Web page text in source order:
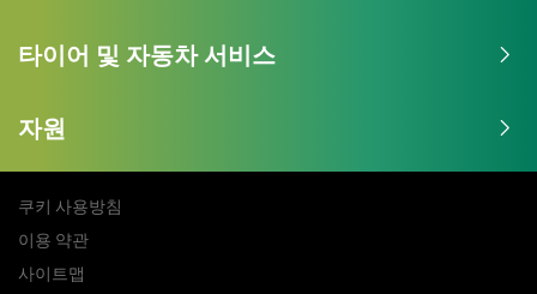
타이어 및 자동차 서비스
자원
쿠키 사용방침
이용 약관
사이트맵